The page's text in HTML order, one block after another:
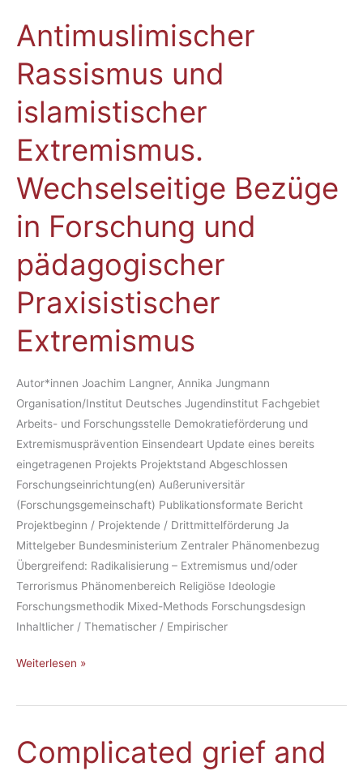
Antimuslimischer
Rassismus und
islamistischer
Extremismus.
Wechselseitige Bezüge
in Forschung und
pädagogischer
Praxisistischer
Extremismus
Autor*innen Joachim Langner, Annika Jungmann
Organisation/Institut Deutsches Jugendinstitut Fachgebiet
Arbeits- und Forschungsstelle Demokratieförderung und
Extremismusprävention Einsendeart Update eines bereits
eingetragenen Projekts Projektstand Abgeschlossen
Forschungseinrichtung(en) Außeruniversitär
(Forschungsgemeinschaft) Publikationsformate Bericht
Projektbeginn / Projektende / Drittmittelförderung Ja
Mittelgeber Bundesministerium Zentraler Phänomenbezug
Übergreifend: Radikalisierung – Extremismus und/oder
Terrorismus Phänomenbereich Religiöse Ideologie
Forschungsmethodik Mixed-Methods Forschungsdesign
Inhaltlicher / Thematischer / Empirischer
Antimuslimischer
Rassismus
und
islamistischer
Extremismus.
Wechselseitige
Bezüge
Forschung
pädagogischer
Extremismus
Weiterlesen »
Complicated grief and
Complicated
grief